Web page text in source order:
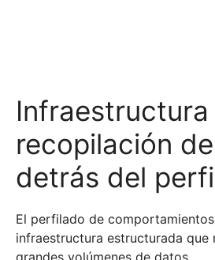
Infraestructura
recopilación
detrás del
El perfilado de
infraestructura estructurada que
grandes volúmenes de datos.